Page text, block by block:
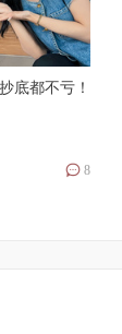
底都不亏！
8